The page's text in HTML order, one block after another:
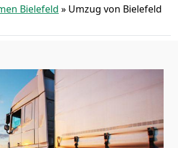
Bielefeld » Umzug von Bielefeld